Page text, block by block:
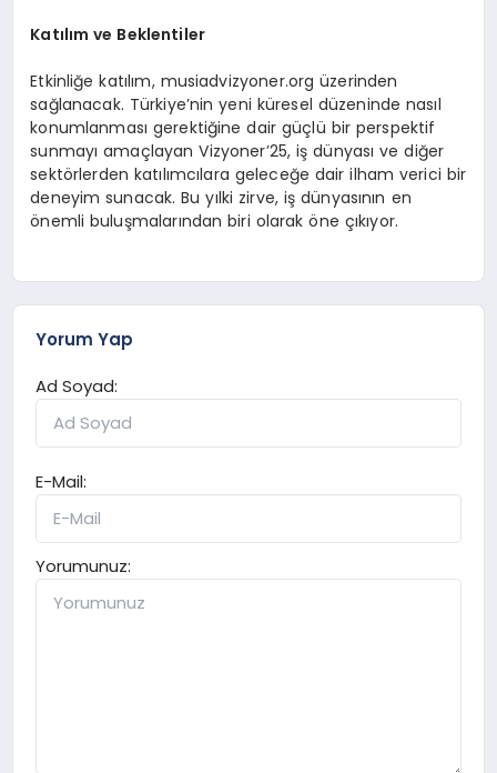
Katılım ve Beklentiler
Etkinliğe katılım, musiadvizyoner.org üzerinden
sağlanacak. Türkiye’nin yeni küresel düzeninde nasıl
konumlanması gerektiğine dair güçlü bir perspektif
sunmayı amaçlayan Vizyoner’25, iş dünyası ve diğer
sektörlerden katılımcılara geleceğe dair ilham verici bir
deneyim sunacak. Bu yılki zirve, iş dünyasının en
önemli buluşmalarından biri olarak öne çıkıyor.
Yorum Yap
Ad Soyad:
E-Mail:
Yorumunuz: